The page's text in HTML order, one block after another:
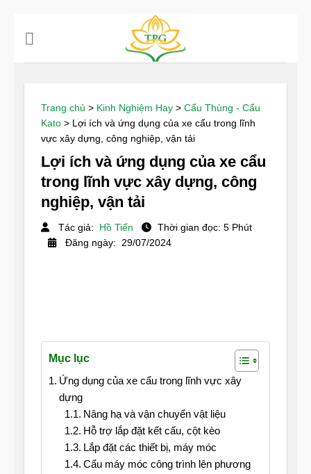
Trang chủ > Kinh Nghiệm Hay > Cẩu Thùng - Cẩu
Kato > Lợi ích và ứng dụng của xe cẩu trong lĩnh
vực xây dựng, công nghiệp, vận tải
Lợi ích và ứng dụng của xe cẩu
trong lĩnh vực xây dựng, công
nghiệp, vận tải
Tác giả: Hồ Tiến
Thời gian đọc: 5 Phút
Đăng ngày: 29/07/2024
Mục lục
Ứng dụng của xe cẩu trong lĩnh vực xây
dựng
Nâng hạ và vận chuyển vật liệu
Hỗ trợ lắp đặt kết cấu, cột kèo
Lắp đặt các thiết bị, máy móc
Cẩu máy móc công trình lên phương